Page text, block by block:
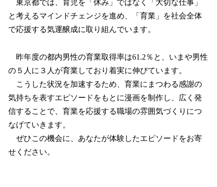
東京都では、育児を「休み」ではなく「大切な仕事」
と考えるマインドチェンジを進め、「育業」を社会全体
で応援する気運醸成に取り組んでいます。
昨年度の都内男性の育業取得率は61.2％と、いまや男性
の５人に３人が育業しており着実に伸びています。
こうした状況を加速するため、育業にまつわる感謝の
気持ちを表すエピソードをもとに漫画を制作し、広く発
信することで、育業を応援する職場の雰囲気づくりにつ
なげていきます。
ぜひこの機会に、あなたが体験したエピソードをお寄
せください。